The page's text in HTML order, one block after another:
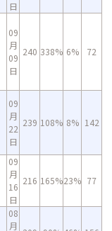
日
09
月
09
日
240 338% 6% 72
09
月
22
日
239 108% 8% 142
09
月
16
日
216 165%23% 77
08
月